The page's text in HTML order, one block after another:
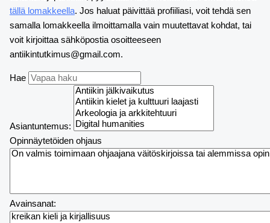
tällä lomakkeella. Jos haluat päivittää profiiliasi, voit tehdä sen
samalla lomakkeella ilmoittamalla vain muutettavat kohdat, tai
voit kirjoittaa sähköpostia osoitteeseen
antiikintutkimus@gmail.com.
Hae
Asiantuntemus:
Opinnäytetöiden ohjaus
Avainsanat: